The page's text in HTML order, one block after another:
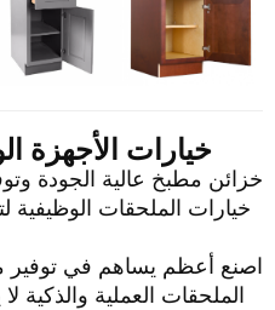
خيارات الأجهزة
خيارات الملحقات
اصنع أعظم يساهم في
الملحقات العملية والذكية